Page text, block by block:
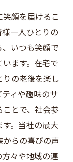
顔を届けるこ
様一人ひとりの
、いつも笑顔で
ます。在宅で
りの老後を楽し
ティや趣味のサ
ことで、社会参
。当社の最大
からの喜びの声
々や地域の連